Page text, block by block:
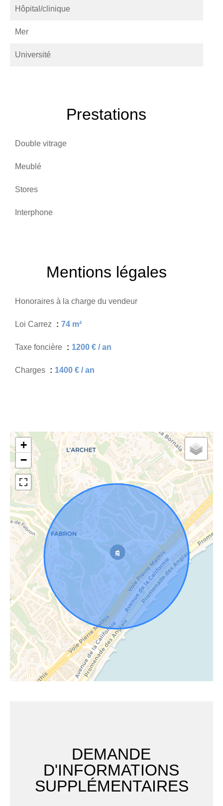
Hôpital/clinique
Mer
Université
Prestations
Double vitrage
Meublé
Stores
Interphone
Mentions légales
Honoraires à la charge du vendeur
Loi Carrez 74 m²
Taxe foncière 1200 € / an
Charges 1400 € / an
+
−
DEMANDE
D'INFORMATIONS
SUPPLÉMENTAIRES